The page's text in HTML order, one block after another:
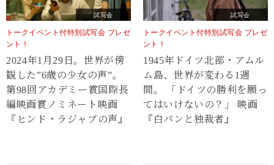
試写会
トークイベント付特別試写会 プレゼ
ント！
2024年1月29日。世界が傍
観した”6歳の少女の声”。
第98回アカデミー賞国際長
編映画賞ノミネート映画
『ヒンド・ラジャブの声』
試写会
トークイベント付特別試写会 プレゼ
ント！
1945年ドイツ北部・アムル
ム島、世界が変わる1週
間。 「ドイツの勝利を願っ
てはいけないの？」 映画
『白パンと独裁者』